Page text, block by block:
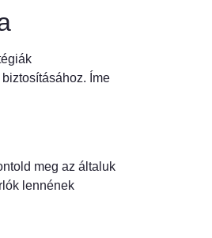
Íme
meg az általuk
lennének